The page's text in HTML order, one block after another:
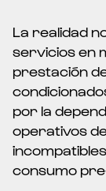
La realidad
servicios en
prestación
por la
operativos
consumo